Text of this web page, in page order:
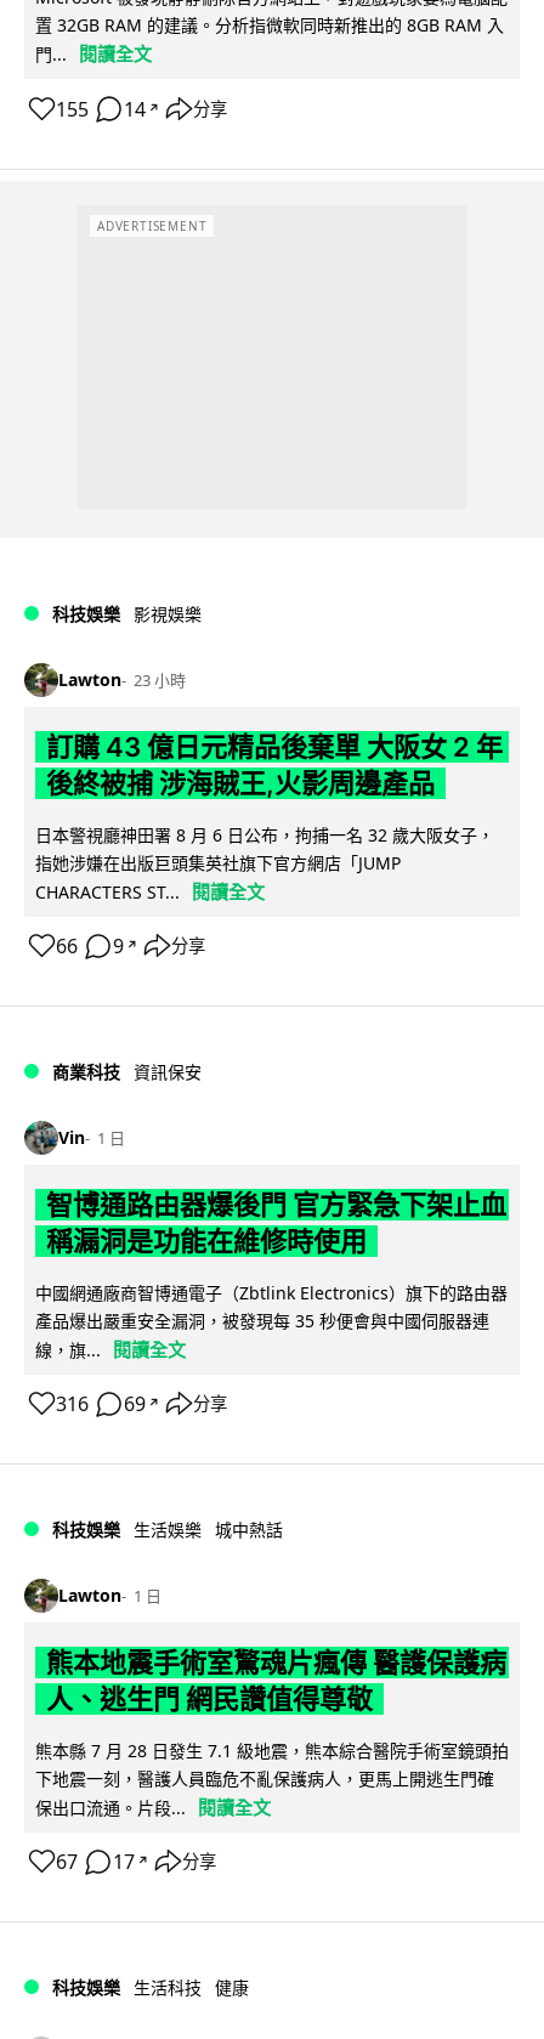
置 32GB RAM 的建議。分析指微軟同時新推出的 8GB RAM 入
門...
閱讀全文
155 14 ↗ 分享
ADVERTISEMENT
科技娛樂 影視娛樂
Lawton 23 小時
訂購 43 億日元精品後棄單 大阪女 2 年
後終被捕 涉海賊王,火影周邊產品
日本警視廳神田署 8 月 6 日公布，拘捕一名 32 歲大阪女子，
指她涉嫌在出版巨頭集英社旗下官方網店「JUMP
CHARACTERS ST...
閱讀全文
66 9 ↗ 分享
商業科技 資訊保安
Vin 1 日
智博通路由器爆後門 官方緊急下架止血
稱漏洞是功能在維修時使用
中國網通廠商智博通電子（Zbtlink Electronics）旗下的路由器
產品爆出嚴重安全漏洞，被發現每 35 秒便會與中國伺服器連
線，旗...
閱讀全文
316 69 ↗ 分享
科技娛樂 生活娛樂 城中熱話
Lawton 1 日
熊本地震手術室驚魂片瘋傳 醫護保護病
人、逃生門 網民讚值得尊敬
熊本縣 7 月 28 日發生 7.1 級地震，熊本綜合醫院手術室鏡頭拍
下地震一刻，醫護人員臨危不亂保護病人，更馬上開逃生門確
保出口流通。片段...
閱讀全文
67 17 ↗ 分享
科技娛樂 生活科技 健康